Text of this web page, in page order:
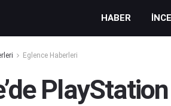
HABER
Eglence Haberleri